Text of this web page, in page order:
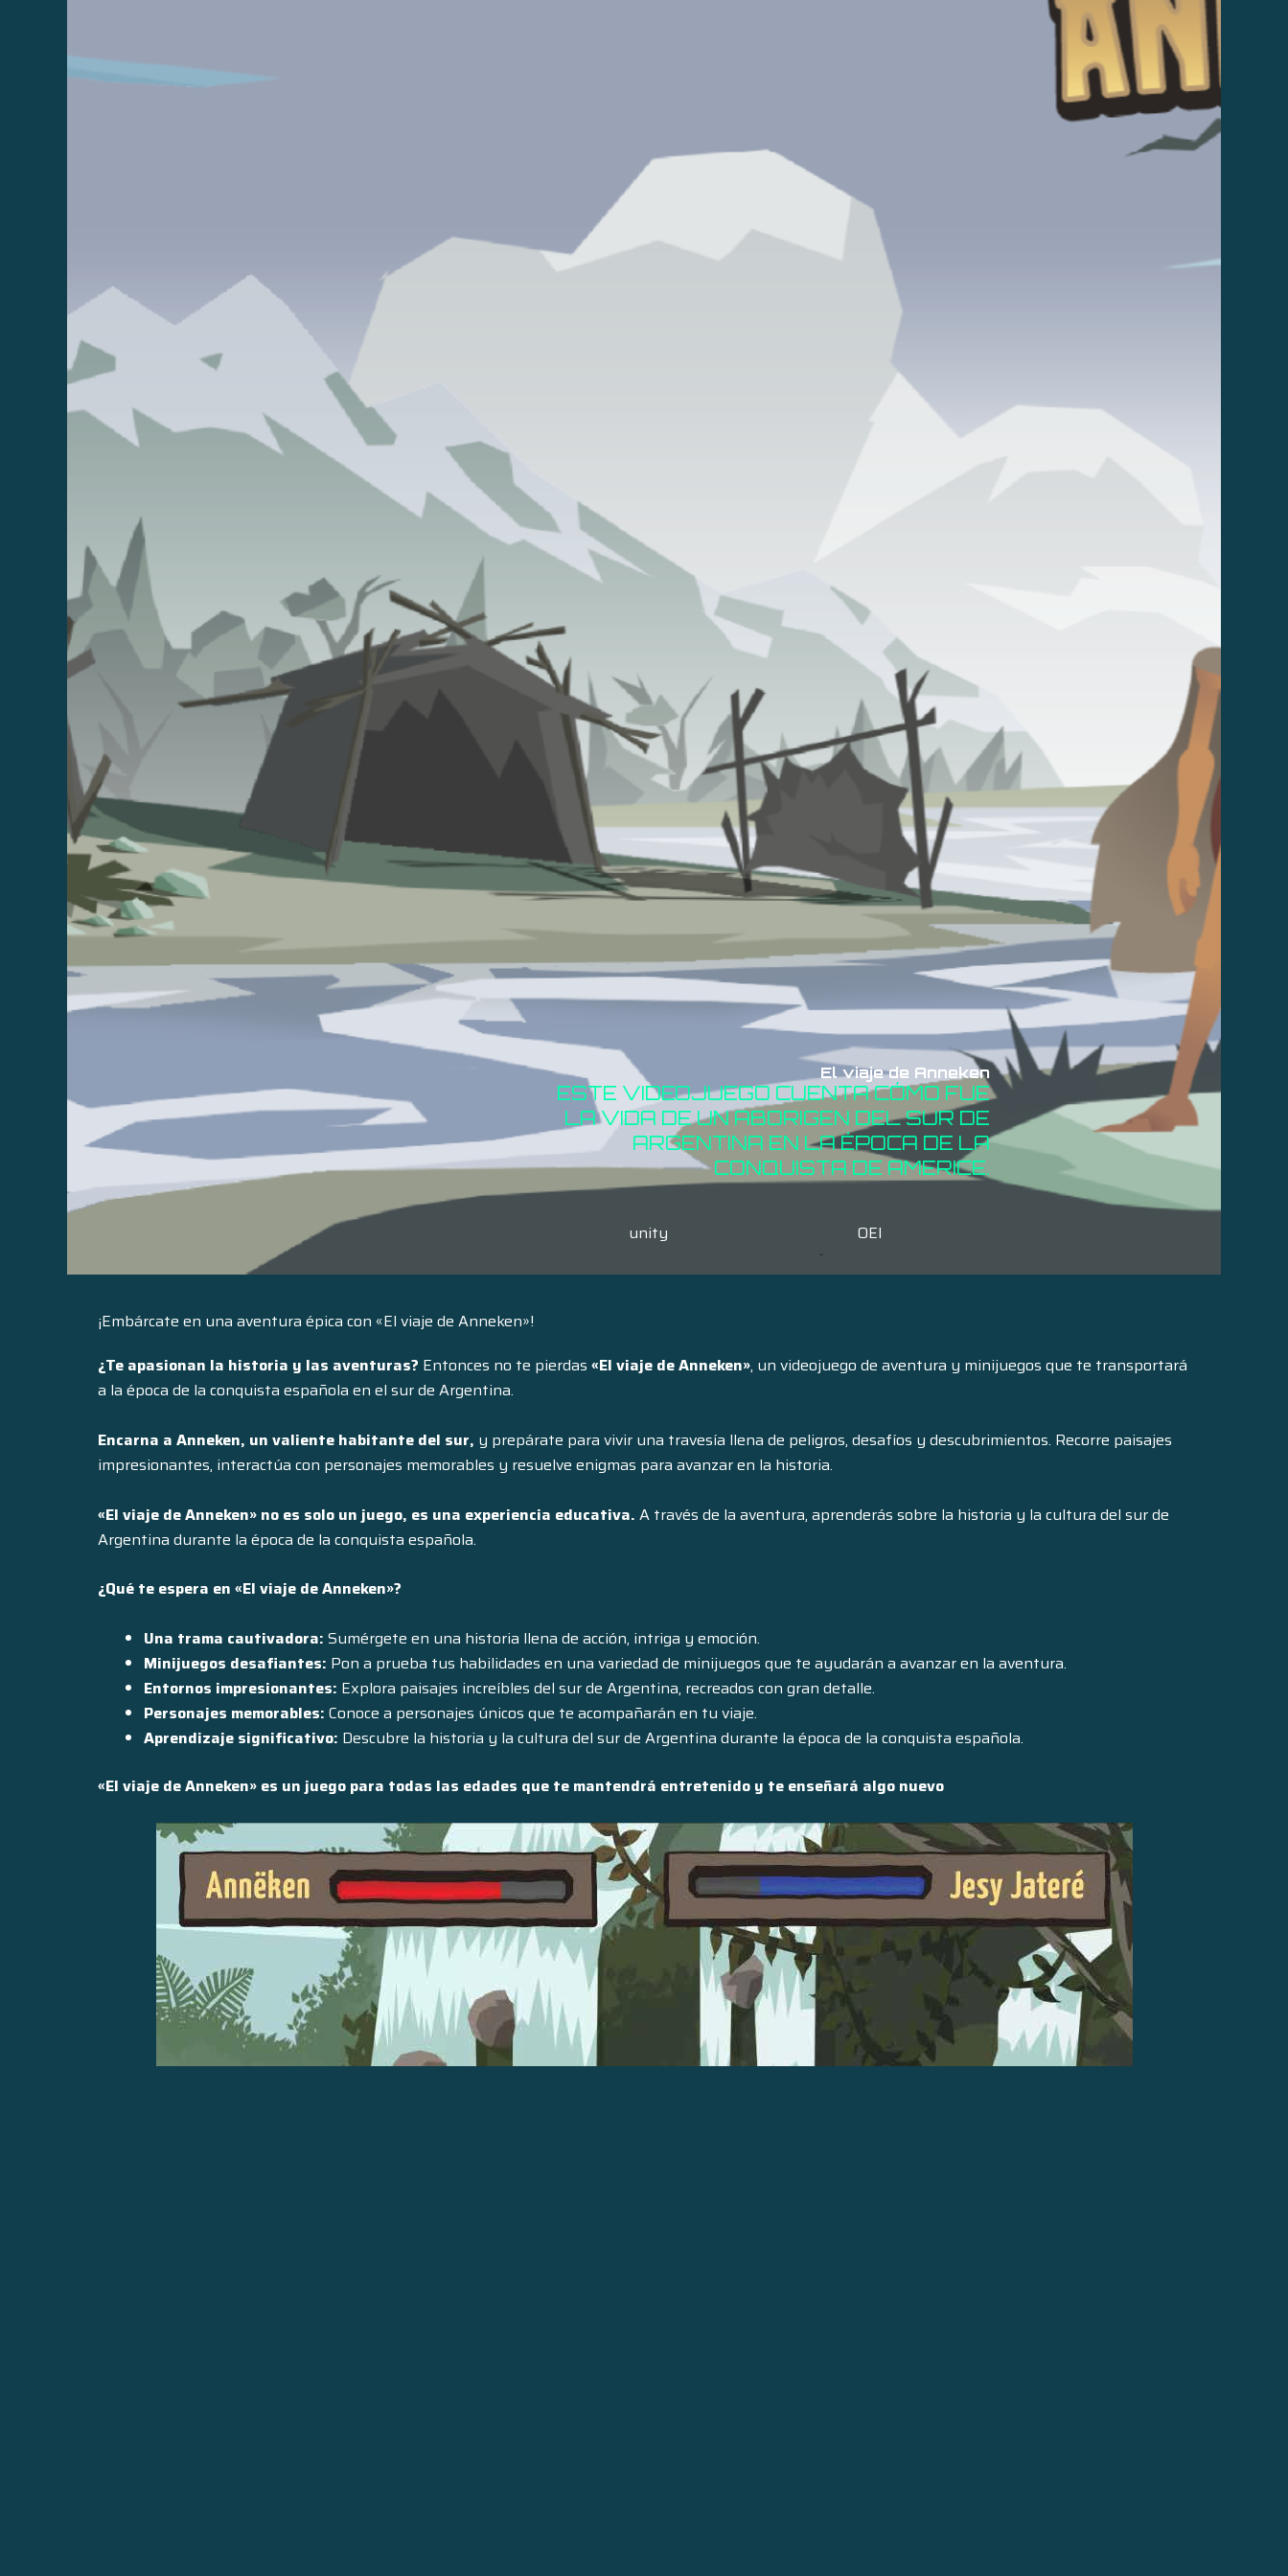
El viaje de Anneken
ESTE VIDEOJUEGO CUENTA CÓMO FUE
LA VIDA DE UN ABORIGEN DEL SUR DE
ARGENTINA EN LA ÉPOCA DE LA
CONQUISTA DE AMERICE.
unity OEI
¡Embárcate en una aventura épica con «El viaje de Anneken»!
¿Te apasionan la historia y las aventuras? Entonces no te pierdas «El viaje de Anneken», un videojuego de aventura y minijuegos que te transportará
a la época de la conquista española en el sur de Argentina.
Encarna a Anneken, un valiente habitante del sur, y prepárate para vivir una travesía llena de peligros, desafíos y descubrimientos. Recorre paisajes
impresionantes, interactúa con personajes memorables y resuelve enigmas para avanzar en la historia.
«El viaje de Anneken» no es solo un juego, es una experiencia educativa. A través de la aventura, aprenderás sobre la historia y la cultura del sur de
Argentina durante la época de la conquista española.
¿Qué te espera en «El viaje de Anneken»?
Una trama cautivadora: Sumérgete en una historia llena de acción, intriga y emoción.
Minijuegos desafiantes: Pon a prueba tus habilidades en una variedad de minijuegos que te ayudarán a avanzar en la aventura.
Entornos impresionantes: Explora paisajes increíbles del sur de Argentina, recreados con gran detalle.
Personajes memorables: Conoce a personajes únicos que te acompañarán en tu viaje.
Aprendizaje significativo: Descubre la historia y la cultura del sur de Argentina durante la época de la conquista española.
«El viaje de Anneken» es un juego para todas las edades que te mantendrá entretenido y te enseñará algo nuevo